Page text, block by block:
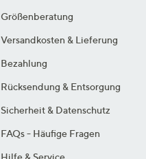
Größenberatung
Versandkosten & Lieferung
Bezahlung
Rücksendung & Entsorgung
Sicherheit & Datenschutz
FAQs - Häufige Fragen
Hilfe & Service